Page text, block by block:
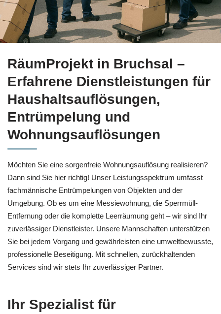
RäumProjekt in Bruchsal –
Erfahrene Dienstleistungen für
Haushaltsauflösungen,
Entrümpelung und
Wohnungsauflösungen
Möchten Sie eine sorgenfreie Wohnungsauflösung realisieren?
Dann sind Sie hier richtig! Unser Leistungsspektrum umfasst
fachmännische Entrümpelungen von Objekten und der
Umgebung. Ob es um eine Messiewohnung, die Sperrmüll-
Entfernung oder die komplette Leerräumung geht – wir sind Ihr
zuverlässiger Dienstleister. Unsere Mannschaften unterstützen
Sie bei jedem Vorgang und gewährleisten eine umweltbewusste,
professionelle Beseitigung. Mit schnellen, zurückhaltenden
Services sind wir stets Ihr zuverlässiger Partner.
Ihr Spezialist für